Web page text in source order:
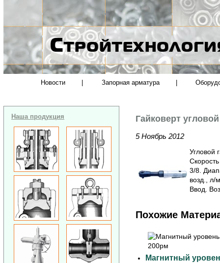
Новости Запорная арматура
Наша продукция Гайковерт
5 Ноябрь 2012
Угловой
3/8.
возд., л/
Ввод.
Похожие
Магнитный